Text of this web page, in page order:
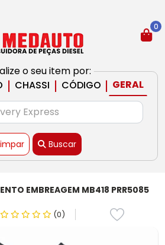
o seu item por:
| CHASSI | CÓDIGO | GERAL
Buscar
0
EMBREAGEM MB418 PRR5085
(0)